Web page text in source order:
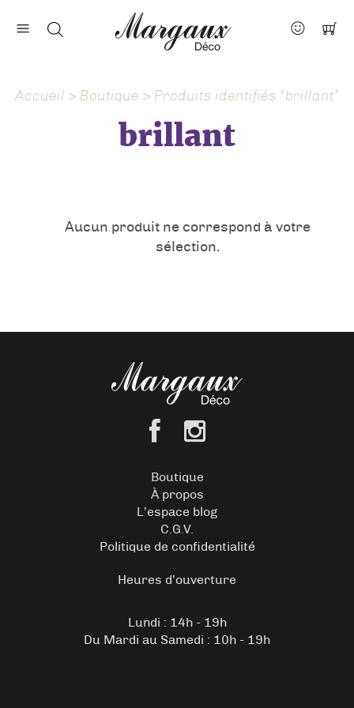
Nos marques
À propos
Actus
Accueil > Boutique > Produits identifiés “brillant”
brillant
Aucun produit ne correspond à votre
sélection.
Boutique
À propos
L’espace blog
C.G.V.
Politique de confidentialité
Heures d’ouverture
Lundi : 14h - 19h
Du Mardi au Samedi : 10h - 19h